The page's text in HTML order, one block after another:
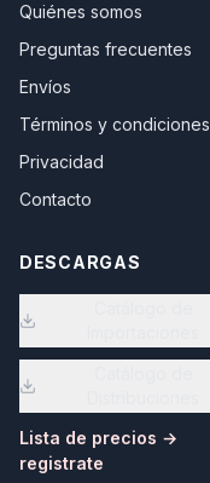
Quiénes somos
Preguntas frecuentes
Envíos
Términos y condiciones
Privacidad
Contacto
DESCARGAS
Lista de precios →
registrate